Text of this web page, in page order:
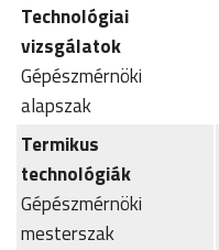
Technológiai
vizsgálatok
Gépészmérnöki
alapszak
Termikus
technológiák
Gépészmérnöki
mesterszak